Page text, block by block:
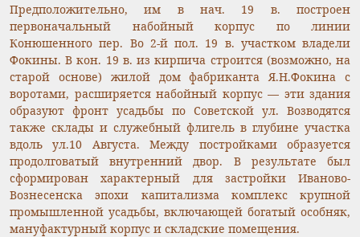
Предположительно, им в нач. 19 в. построен
первоначальный набойный корпус по линии
Конюшенного пер. Во 2-й пол. 19 в. участком владели
Фокины. В кон. 19 в. из кирпича строится (возможно, на
старой основе) жилой дом фабриканта Я.Н.Фокина с
воротами, расширяется набойный корпус — эти здания
образуют фронт усадьбы по Советской ул. Возводятся
также склады и служебный флигель в глубине участка
вдоль ул.10 Августа. Между постройками образуется
продолговатый внутренний двор. В результате был
сформирован характерный для застройки Иваново-
Вознесенска эпохи капитализма комплекс крупной
промышленной усадьбы, включающей богатый особняк,
мануфактурный корпус и складские помещения.